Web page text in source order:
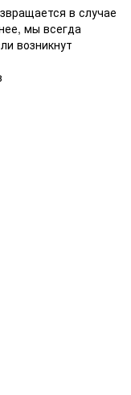
в случае
мы всегда
возникнут